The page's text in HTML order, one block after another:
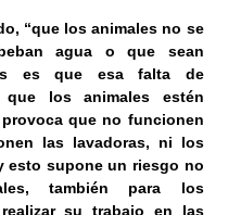
“que los animales no se
agua o que sean
es que esa falta de
que los animales estén
que no funcionen
las lavadoras, ni los
esto supone un riesgo no
también para los
su trabajo en las